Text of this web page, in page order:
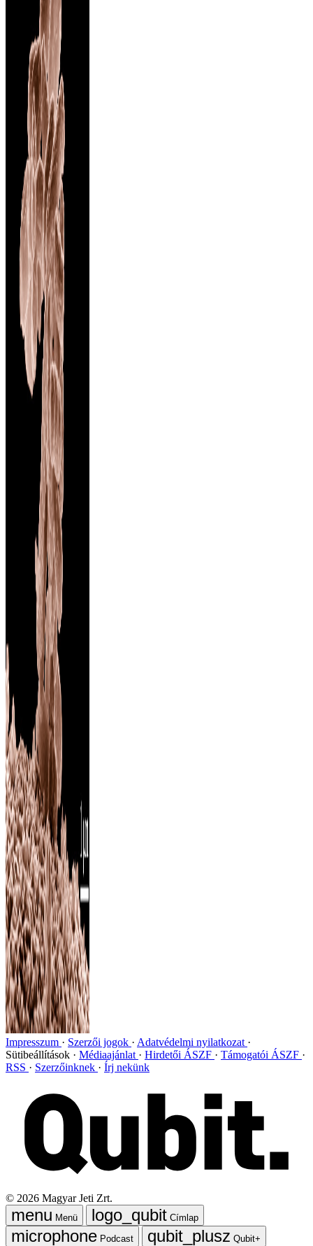
Impresszum Szerzői jogok
Adatvédelmi nyilatkozat
Sütibeállítások
Médiaajánlat Hirdetői ÁSZF
Támogatói ÁSZF
RSS
Szerzőinknek Írj nekünk
© 2026 Magyar Jeti Zrt.
Menü
Címlap
Podcast
Qubit+